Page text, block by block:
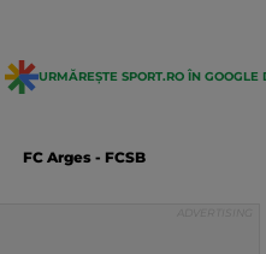
URMĂREȘTE SPORT.RO ÎN GOOGLE
FC Arges - FCSB